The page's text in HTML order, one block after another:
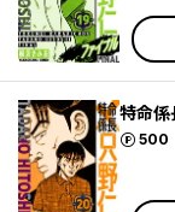
特命
500
ポイント